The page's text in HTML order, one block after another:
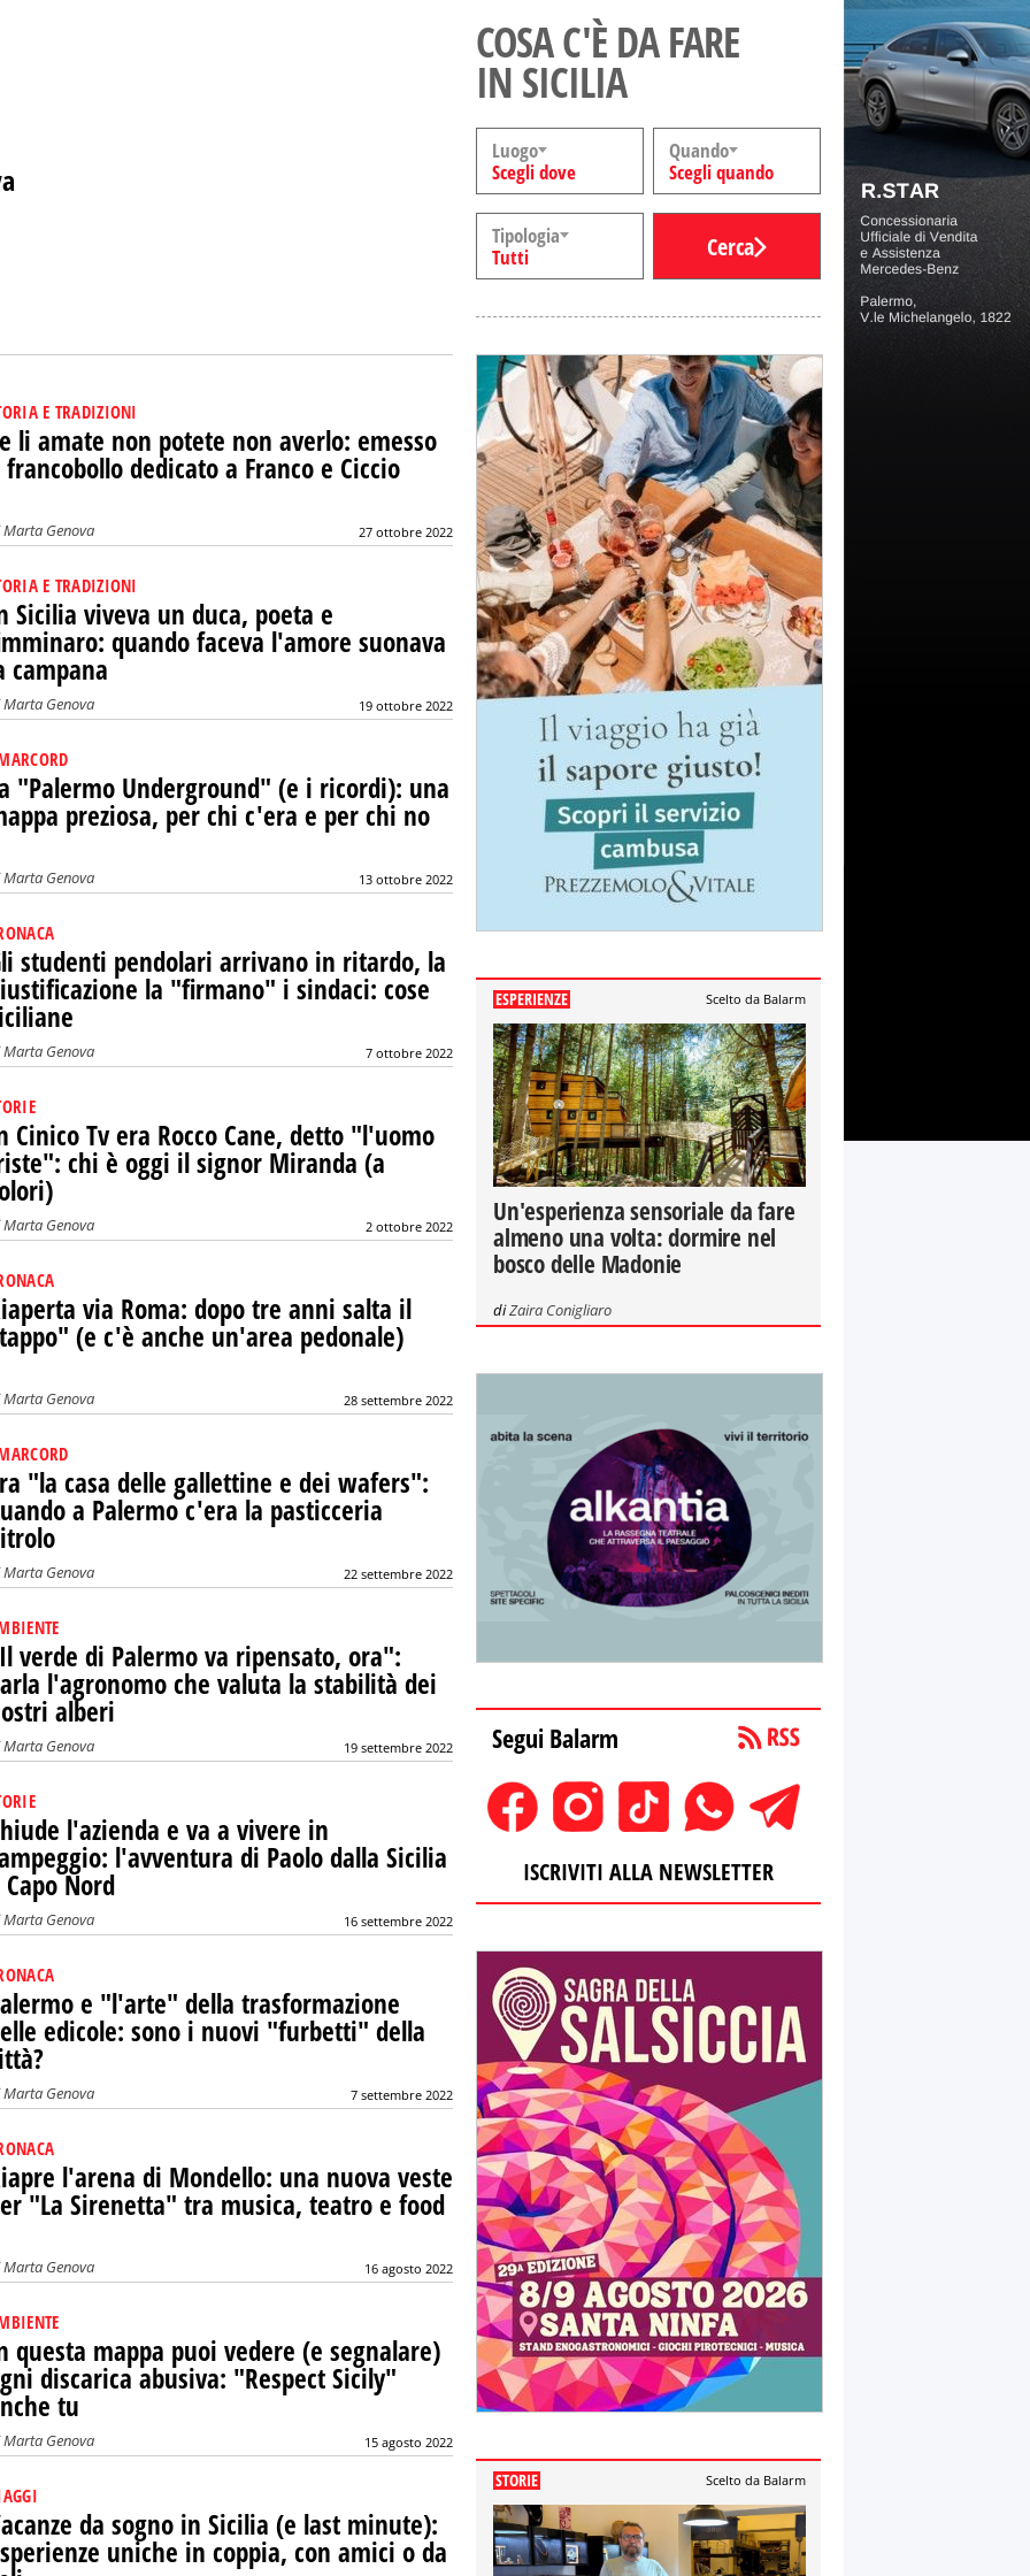
E TRADIZIONI
li amate non potete non averlo: emesso
dedicato a Franco e Ciccio
Marta Genova 27 ottobre 2022
E TRADIZIONI
Sicilia viveva un duca, poeta e
quando faceva l'amore suonava
campana
Marta Genova 19 ottobre 2022
"Palermo Underground" (e i ricordi): una
preziosa, per chi c'era e per chi no
Marta Genova 13 ottobre 2022
studenti pendolari arrivano in ritardo, la
la "firmano" i sindaci: cose
Marta Genova 7 ottobre 2022
Cinico Tv era Rocco Cane, detto "l'uomo
chi è oggi il signor Miranda (a
Marta Genova 2 ottobre 2022
via Roma: dopo tre anni salta il
(e c'è anche un'area pedonale)
Marta Genova 28 settembre 2022
"la casa delle gallettine e dei wafers":
a Palermo c'era la pasticceria
Marta Genova 22 settembre 2022
verde di Palermo va ripensato, ora":
l'agronomo che valuta la stabilità dei
alberi
Marta Genova 19 settembre 2022
l'azienda e va a vivere in
l'avventura di Paolo dalla Sicilia
Nord
Marta Genova 16 settembre 2022
e "l'arte" della trasformazione
edicole: sono i nuovi "furbetti" della
Marta Genova 7 settembre 2022
l'arena di Mondello: una nuova veste
"La Sirenetta" tra musica, teatro e food
Marta Genova 16 agosto 2022
questa mappa puoi vedere (e segnalare)
discarica abusiva: "Respect Sicily"
tu
Marta Genova 15 agosto 2022
da sogno in Sicilia (e last minute):
uniche in coppia, con amici o da
COSA C'È DA FARE
IN SICILIA
Luogo
Scegli dove
Quando
Scegli quando
Tipologia
Tutti
Cerca
ESPERIENZE Scelto da Balarm
Un'esperienza sensoriale da fare
almeno una volta: dormire nel
bosco delle Madonie
diZaira Conigliaro
Segui Balarm
ISCRIVITI ALLA NEWSLETTER
STORIE Scelto da Balarm